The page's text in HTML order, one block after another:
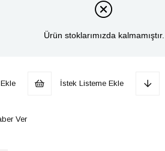
Ürün stoklarımızda kalmamıştır.
İstek Listeme Ekle
Ver